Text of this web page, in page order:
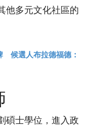
他多元文化社區的
候選人布拉德福德：
碩士學位，進入政